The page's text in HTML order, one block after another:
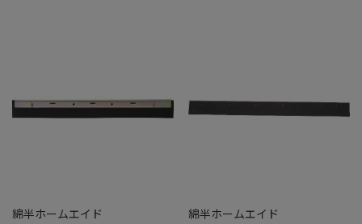
綿半ホームエイド
綿半ホームエイド